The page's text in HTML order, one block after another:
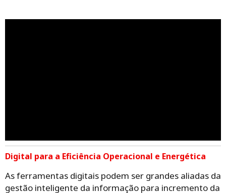
Digital para a Eficiência Operacional e Energética
As ferramentas digitais podem ser grandes aliadas da
gestão inteligente da informação para incremento da